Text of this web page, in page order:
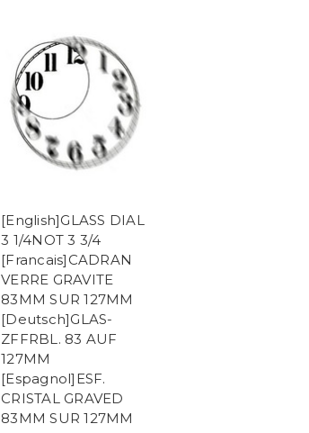
[English]GLASS DIAL
3 1/4NOT 3 3/4
[Francais]CADRAN
VERRE GRAVITE
83MM SUR 127MM
[Deutsch]GLAS-
ZFFRBL. 83 AUF
127MM
[Espagnol]ESF.
CRISTAL GRAVED
83MM SUR 127MM